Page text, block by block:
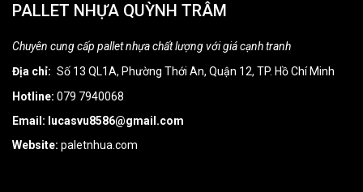
PALLET NHỰA QUỲNH TRÂM
Chuyên cung cấp pallet nhựa chất lượng với giá cạnh tranh
Địa chỉ: Số 13 QL1A, Phường Thới An, Quận 12, TP. Hồ Chí Minh
Hotline: 079 7940068
Email: lucasvu8586@gmail.com
Website: paletnhua.com